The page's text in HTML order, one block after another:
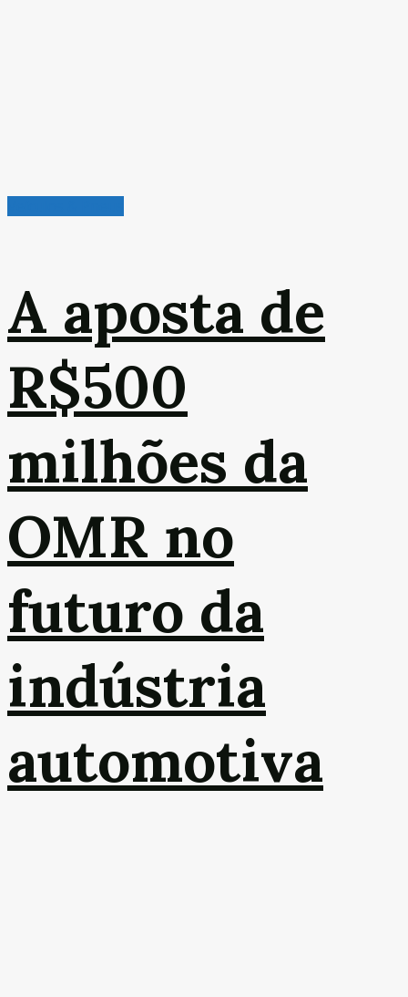
A aposta de
R$500
milhões da
OMR no
futuro da
indústria
automotiva